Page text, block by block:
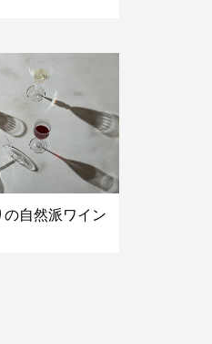
自然派ワイン